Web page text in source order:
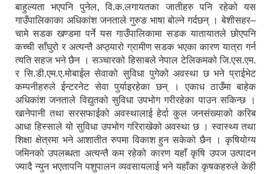
बाहुल्यता भएपनि पुनेल, वि.क.लगायतका जातीहरु पनि रहेको यस
गाउँपालिकाका अधिकांश जनताले गुरुङ भाषा बोल्ने गर्दछन् । बेशीसहर–
चामे सडक खण्डमा पर्ने यस गाउँपालिकामा सडक यातायातले छोएपनि
कच्ची साँघुरो र अत्यन्तै अप्ठ्यारो ग्रामीण सडक भएका कारण यात्रा गर्न
त्यति सहज भने छैन । सञ्चारको हिसाबले नेपाल टेलिकमको जि.एस.एम.
र सि.डी.एम.ए.मोबाईल सेवाको सुविधा पुगेको अवस्था छ भने प्राईभेट
कम्पनीहरुले ईन्टरनेट सेवा पुर्याइरहेका छन् । एकाध ठाउँमा बाहेक
अधिकांश जनताले विद्युतको सुविधा उपभोग गरीरहेका पाउन सकिन्छ ।
खानेपानी तथा सरसफाईको अवस्थालाई हेर्दा कुल जनसंख्याको करिब
आधा हिस्साले यो सुविधा उपभोग गरिराखेको अवस्था छ । स्वास्थ्य तथा
शिक्षा क्षेत्रमा भने आशातीत रुपमा विकाश हुन सकेको छैन । कृषियोग्य
जमिनको उपलब्धता अत्यन्तै कम रहेको कारण यहाँ कृषि उपज उत्पादन
ज्यादै न्युन भएतापनि पशुपालन व्यवसायलाई भने यहाँका कृषकहरुले केही